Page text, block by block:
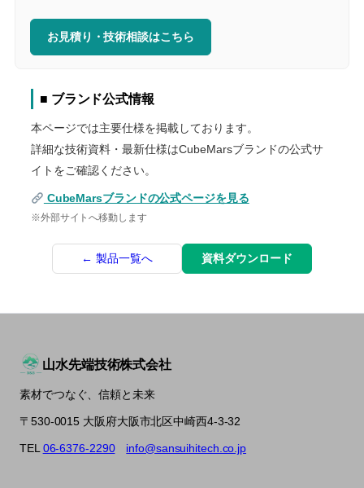
お見積り・技術相談はこちら
■ ブランド公式情報
本ページでは主要仕様を掲載しております。
詳細な技術資料・最新仕様はCubeMarsブランドの公式サ
イトをご確認ください。
CubeMarsブランドの公式ページを見る
※外部サイトへ移動します
← 製品一覧へ 資料ダウンロード
山水先端技術株式会社
素材でつなぐ、信頼と未来
〒530-0015 大阪府大阪市北区中崎西4-3-32
TEL 06-6376-2290 info@sansuihitech.co.jp